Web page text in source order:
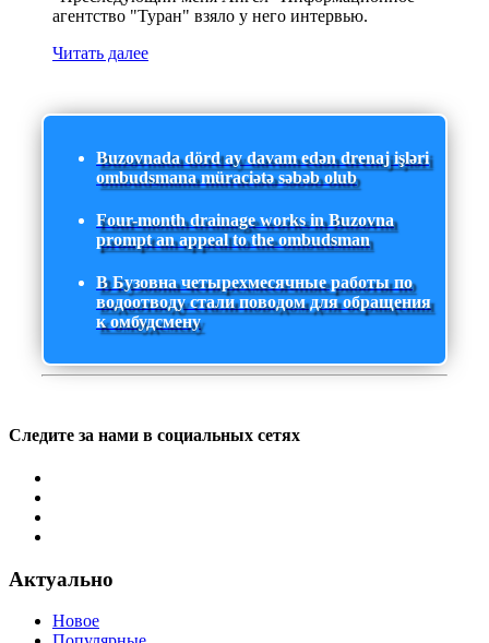
агентство "Туран" взяло у него интервью.
Читать далее
Buzovnada dörd ay davam edən drenaj işləri
ombudsmana müraciətə səbəb olub
Four-month drainage works in Buzovna
prompt an appeal to the ombudsman
В Бузовна четырехмесячные работы по
водоотводу стали поводом для обращения
к омбудсмену
Следите за нами в социальных сетях
Актуально
Новое